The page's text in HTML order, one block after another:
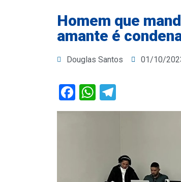
Homem que
amante é
Douglas Santos 01/10/
Facebook
WhatsApp